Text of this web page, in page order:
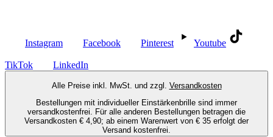
Instagram Facebook Pinterest Youtube
TikTok LinkedIn
Alle Preise inkl. MwSt. und zzgl. Versandkosten
Bestellungen mit individueller Einstärkenbrille sind immer
versandkostenfrei. Für alle anderen Bestellungen betragen die
Versandkosten € 4,90; ab einem Warenwert von € 35 erfolgt der
Versand kostenfrei.